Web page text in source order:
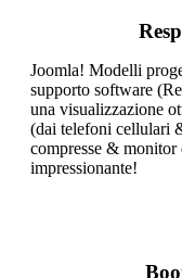
Joomla! Modelli
supporto software
una visualizzazione
(dai telefoni cellulari
compresse &
impressionante!